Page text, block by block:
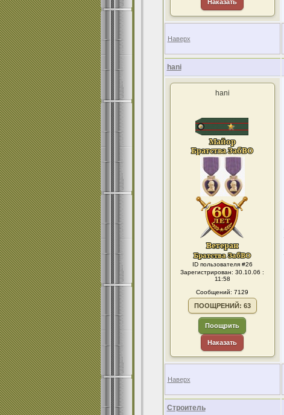
Наказать
Наверх
hani
hani
ID пользователя #26
Зарегистрирован: 30.10.06 :
11:58
Сообщений: 7129
ПООЩРЕНИЙ: 63
Поощрить
Наказать
Наверх
Строитель